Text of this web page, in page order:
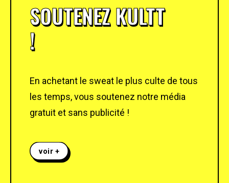
SOUTENEZ KULTT
!
En achetant le sweat le plus culte de tous
les temps, vous soutenez notre média
gratuit et sans publicité !
voir +